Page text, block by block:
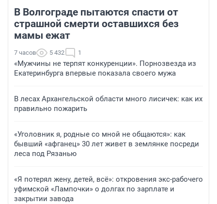
В Волгограде пытаются спасти от
страшной смерти оставшихся без
мамы ежат
7 часов 5 432 1
«Мужчины не терпят конкуренции». Порнозвезда из
Екатеринбурга впервые показала своего мужа
В лесах Архангельской области много лисичек: как их
правильно пожарить
«Уголовник я, родные со мной не общаются»: как
бывший «афганец» 30 лет живет в землянке посреди
леса под Рязанью
«Я потерял жену, детей, всё»: откровения экс-рабочего
уфимской «Лампочки» о долгах по зарплате и
закрытии завода